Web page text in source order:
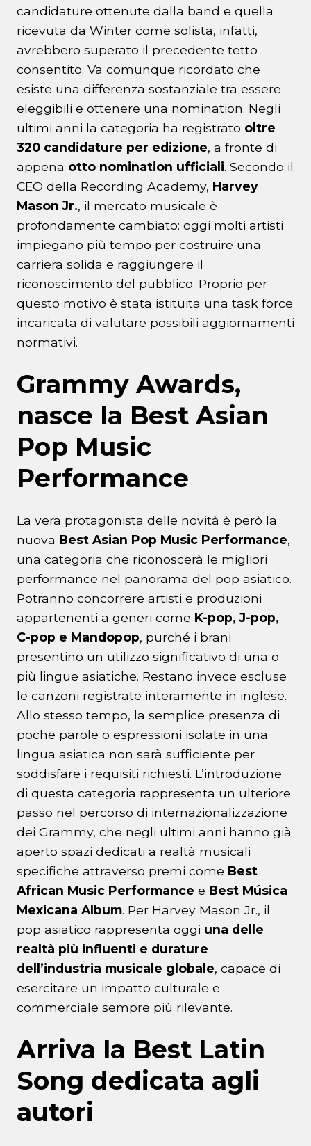
candidature ottenute dalla band e quella
ricevuta da Winter come solista, infatti,
avrebbero superato il precedente tetto
consentito. Va comunque ricordato che
esiste una differenza sostanziale tra essere
eleggibili e ottenere una nomination. Negli
ultimi anni la categoria ha registrato oltre
320 candidature per edizione, a fronte di
appena otto nomination ufficiali. Secondo il
CEO della Recording Academy, Harvey
Mason Jr., il mercato musicale è
profondamente cambiato: oggi molti artisti
impiegano più tempo per costruire una
carriera solida e raggiungere il
riconoscimento del pubblico. Proprio per
questo motivo è stata istituita una task force
incaricata di valutare possibili aggiornamenti
normativi.
Grammy Awards,
nasce la Best Asian
Pop Music
Performance
La vera protagonista delle novità è però la
nuova Best Asian Pop Music Performance,
una categoria che riconoscerà le migliori
performance nel panorama del pop asiatico.
Potranno concorrere artisti e produzioni
appartenenti a generi come K-pop, J-pop,
C-pop e Mandopop, purché i brani
presentino un utilizzo significativo di una o
più lingue asiatiche. Restano invece escluse
le canzoni registrate interamente in inglese.
Allo stesso tempo, la semplice presenza di
poche parole o espressioni isolate in una
lingua asiatica non sarà sufficiente per
soddisfare i requisiti richiesti. L’introduzione
di questa categoria rappresenta un ulteriore
passo nel percorso di internazionalizzazione
dei Grammy, che negli ultimi anni hanno già
aperto spazi dedicati a realtà musicali
specifiche attraverso premi come Best
African Music Performance e Best Música
Mexicana Album. Per Harvey Mason Jr., il
pop asiatico rappresenta oggi una delle
realtà più influenti e durature
dell’industria musicale globale, capace di
esercitare un impatto culturale e
commerciale sempre più rilevante.
Arriva la Best Latin
Song dedicata agli
autori